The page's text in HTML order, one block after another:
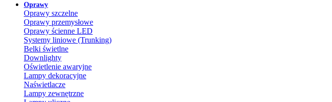
Oprawy
Oprawy szczelne
Oprawy przemysłowe
Oprawy ścienne LED
Systemy liniowe (Trunking)
Belki świetlne
Downlighty
Oświetlenie awaryjne
Lampy dekoracyjne
Naświetlacze
Lampy zewnętrzne